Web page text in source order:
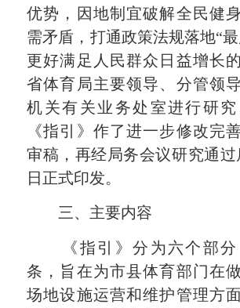
优势，因地制宜破解全民健
需矛盾，打通政策法规落地“最
更好满足人民群众日益增长
省体育局主要领导、分管领
机关有关业务处室进行研
《指引》作了进一步修改完
审稿，再经局务会议研究通过
日正式印发。
三、主要内容
《指引》分为六个部分
条，旨在为市县体育部门在
场地设施运营和维护管理方